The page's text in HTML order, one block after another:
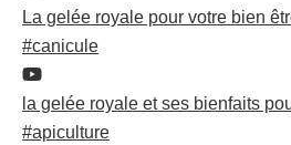
La gelée royale pour votre bien
#canicule
la gelée royale et ses bienfaits
#apiculture